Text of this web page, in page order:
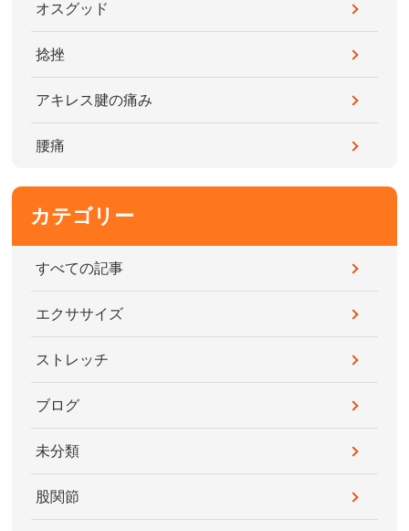
オスグッド
捻挫
アキレス腱の痛み
腰痛
カテゴリー
すべての記事
エクササイズ
ストレッチ
ブログ
未分類
股関節